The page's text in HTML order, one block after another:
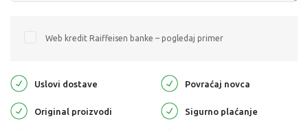
Web kredit Raiffeisen banke – pogledaj primer
Uslovi dostave Povraćaj novca
Original proizvodi Sigurno plaćanje